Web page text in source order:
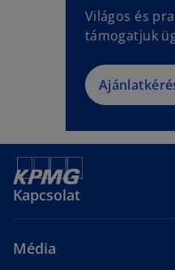
Világos és
támogatjuk
Kapcsolat
Média